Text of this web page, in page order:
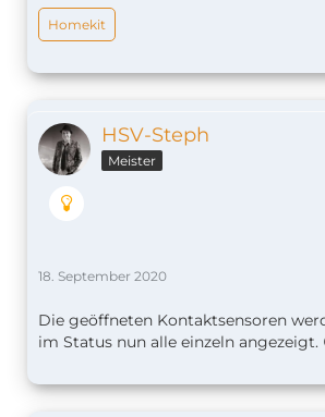
Homekit
HSV-Steph
Meister
18. September 2020
Die geöffneten Kontaktsensoren
im Status nun alle einzeln angezeigt.